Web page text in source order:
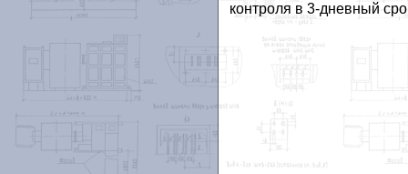
контроля в 3-дневный